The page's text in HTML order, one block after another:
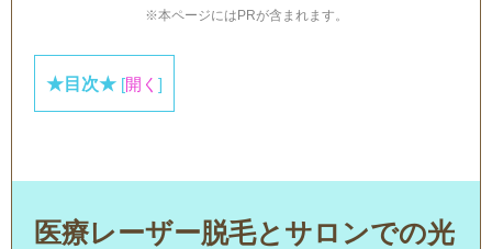
※本ページにはPRが含まれます。
★目次★ [開く ]
医療レーザー脱毛とサロンでの光